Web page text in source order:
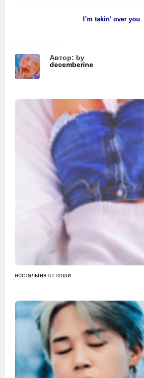
I’m takin’ over you
Автор: by
decemberine
ностальгия от соши